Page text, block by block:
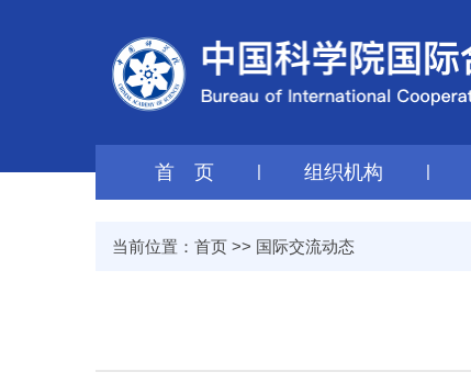
首 页 | 组织机构 |
当前位置： 首页 >> 国际交流动态